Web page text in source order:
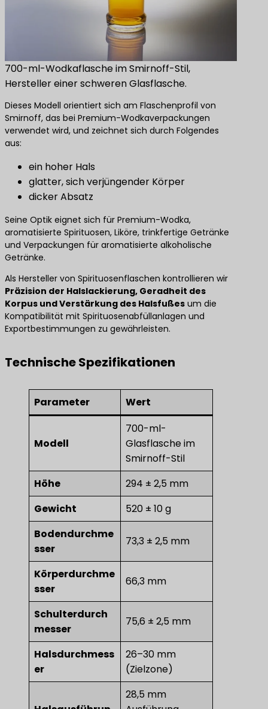
700-ml-Wodkaflasche im Smirnoff-Stil,
Hersteller einer schweren Glasflasche.
Dieses Modell orientiert sich am Flaschenprofil von
Smirnoff, das bei Premium-Wodkaverpackungen
verwendet wird, und zeichnet sich durch Folgendes
aus:
ein hoher Hals
glatter, sich verjüngender Körper
dicker Absatz
Seine Optik eignet sich für Premium-Wodka,
aromatisierte Spirituosen, Liköre, trinkfertige Getränke
und Verpackungen für aromatisierte alkoholische
Getränke.
Als Hersteller von Spirituosenflaschen kontrollieren wir
Präzision der Halslackierung, Geradheit des
Korpus und Verstärkung des Halsfußes um die
Kompatibilität mit Spirituosenabfüllanlagen und
Exportbestimmungen zu gewährleisten.
Technische Spezifikationen
Parameter Wert
Modell
700-ml-
Glasflasche im
Smirnoff-Stil
Höhe
294 ± 2,5 mm
Gewicht
520 ± 10 g
Bodendurchme
sser
73,3 ± 2,5 mm
Körperdurchme
sser
66,3 mm
Schulterdurch
messer
75,6 ± 2,5 mm
Halsdurchmess
er
26–30 mm
(Zielzone)
28,5 mm